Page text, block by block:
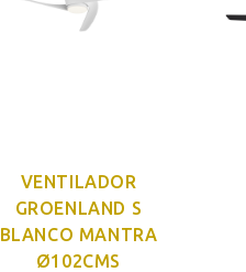
VENTILADOR
GROENLAND S
BLANCO MANTRA
Ø102CMS